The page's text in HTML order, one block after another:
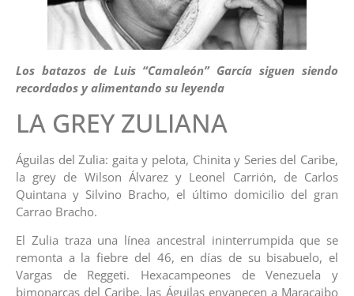
Los batazos de Luis “Camaleón” García siguen siendo
recordados y alimentando su leyenda
LA GREY ZULIANA
Águilas del Zulia: gaita y pelota, Chinita y Series del Caribe,
la grey de Wilson Álvarez y Leonel Carrión, de Carlos
Quintana y Silvino Bracho, el último domicilio del gran
Carrao Bracho.
El Zulia traza una línea ancestral ininterrumpida que se
remonta a la fiebre del 46, en días de su bisabuelo, el
Vargas de Reggeti. Hexacampeones de Venezuela y
bimonarcas del Caribe, las Águilas envanecen a Maracaibo